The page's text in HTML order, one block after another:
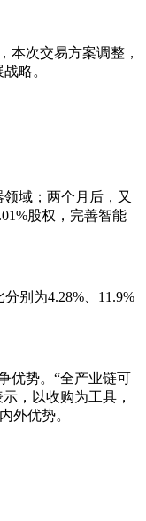
本次交易方案调整，
略。
域；两个月后，又
股权，完善智能
别为4.28%、11.9%
优势。“全产业链可
，以收购为工具，
外优势。